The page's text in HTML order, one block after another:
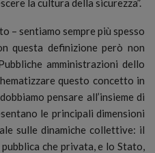
la cultura della sicurezza”.
– sentiamo sempre più spesso
questa definizione però non
amministrazioni dello
questo concetto in
pensare all’insieme di
le principali dimensioni
sulle dinamiche collettive: il
che privata, e lo Stato,